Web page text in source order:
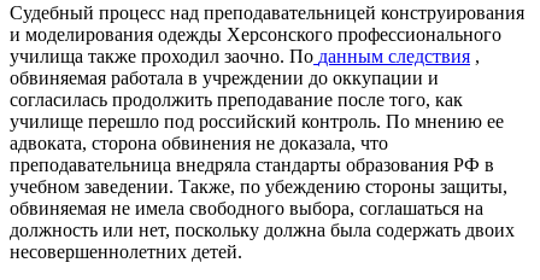
Судебный процесс над преподавательницей конструирования
и моделирования одежды Херсонского профессионального
училища также проходил заочно. По данным следствия ,
обвиняемая работала в учреждении до оккупации и
согласилась продолжить преподавание после того, как
училище перешло под российский контроль. По мнению ее
адвоката, сторона обвинения не доказала, что
преподавательница внедряла стандарты образования РФ в
учебном заведении. Также, по убеждению стороны защиты,
обвиняемая не имела свободного выбора, соглашаться на
должность или нет, поскольку должна была содержать двоих
несовершеннолетних детей.